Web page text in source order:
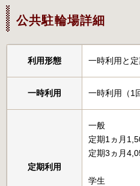
公共駐輪場詳細
利用形態 一時利用と
一時利用 一時利用（1
定期利用
一般
定期1ヵ月
定期3ヵ月
学生